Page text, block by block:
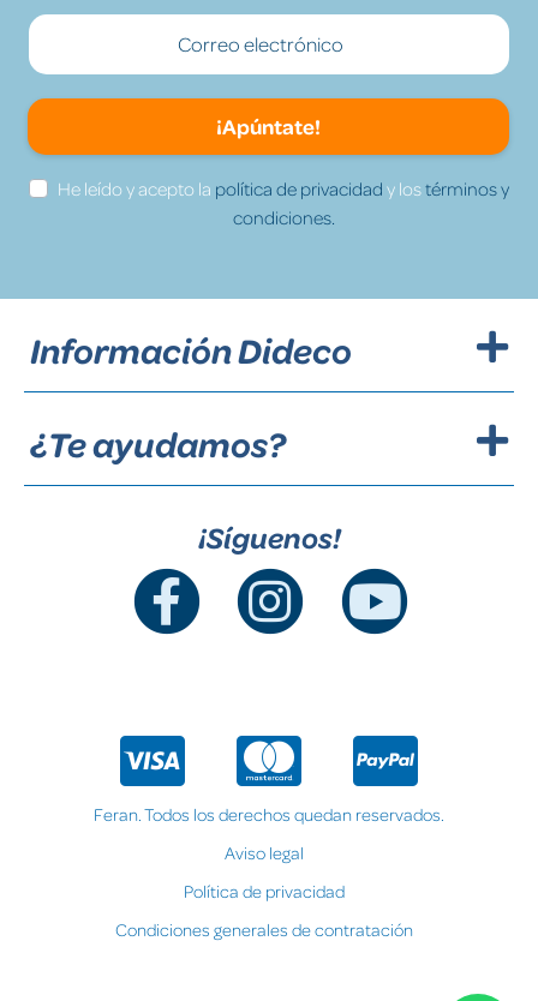
¡Apúntate!
He leído y acepto la política de privacidad y lostérminos y
condiciones.
Información Dideco
¿Te ayudamos?
¡Síguenos!
Feran. Todos los derechos quedan reservados.
Aviso legal
Política de privacidad
Condiciones generales de contratación